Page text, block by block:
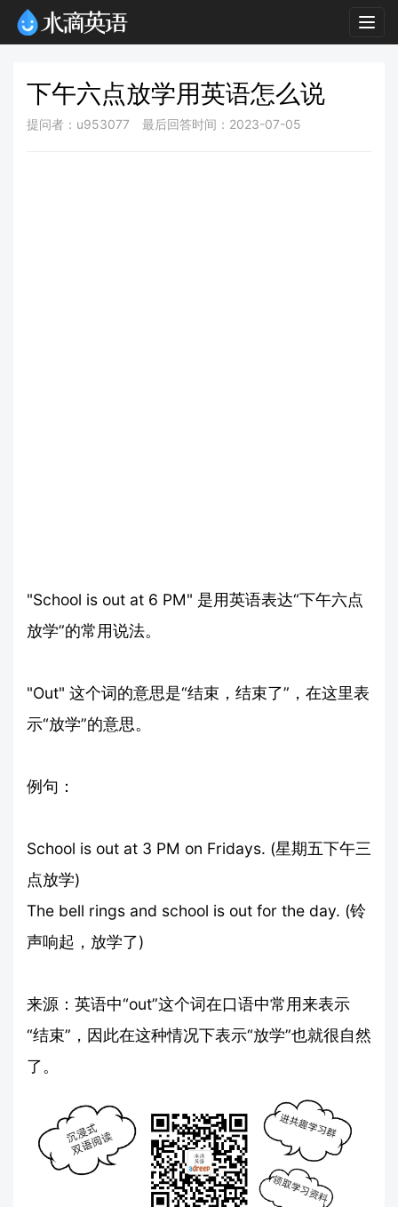
下午六点放学用英语怎么说
提问者：u953077 最后回答时间：2023-07-05
"School is out at 6 PM" 是用英语表达“下午六点
放学”的常用说法。
"Out" 这个词的意思是“结束，结束了”，在这里表
示“放学”的意思。
例句：
School is out at 3 PM on Fridays. (星期五下午三
点放学)
The bell rings and school is out for the day. (铃
声响起，放学了)
来源：英语中“out”这个词在口语中常用来表示
“结束”，因此在这种情况下表示“放学”也就很自然
了。